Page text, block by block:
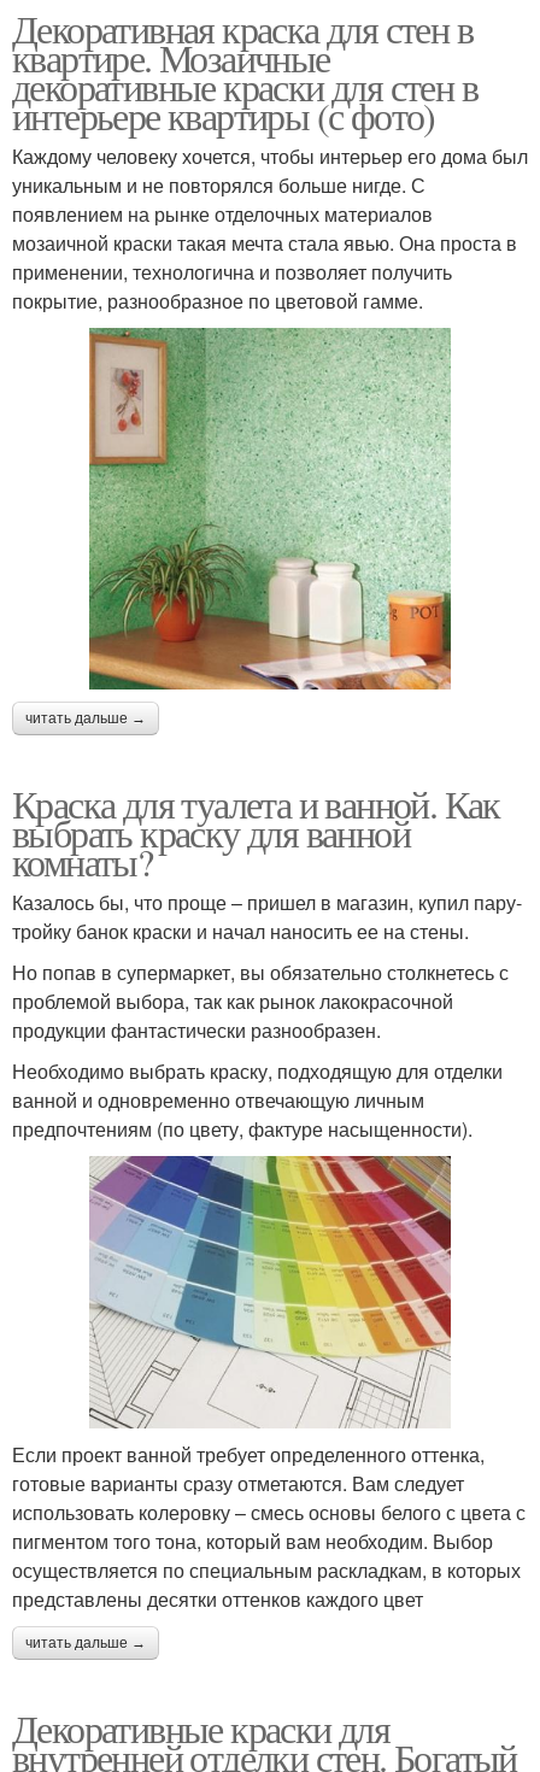
Декоративная краска для стен в
квартире. Мозаичные
декоративные краски для стен в
интерьере квартиры (с фото)
Каждому человеку хочется, чтобы интерьер его дома был
уникальным и не повторялся больше нигде. С
появлением на рынке отделочных материалов
мозаичной краски такая мечта стала явью. Она проста в
применении, технологична и позволяет получить
покрытие, разнообразное по цветовой гамме.
читать дальше →
Краска для туалета и ванной. Как
выбрать краску для ванной
комнаты?
Казалось бы, что проще – пришел в магазин, купил пару-
тройку банок краски и начал наносить ее на стены.
Но попав в супермаркет, вы обязательно столкнетесь с
проблемой выбора, так как рынок лакокрасочной
продукции фантастически разнообразен.
Необходимо выбрать краску, подходящую для отделки
ванной и одновременно отвечающую личным
предпочтениям (по цвету, фактуре насыщенности).
Если проект ванной требует определенного оттенка,
готовые варианты сразу отметаются. Вам следует
использовать колеровку – смесь основы белого с цвета с
пигментом того тона, который вам необходим. Выбор
осуществляется по специальным раскладкам, в которых
представлены десятки оттенков каждого цвет
читать дальше →
Декоративные краски для
внутренней отделки стен. Богатый